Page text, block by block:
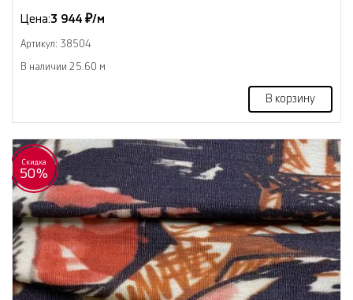
Цена:3 944 ₽/м
Артикул: 38504
В наличии 25.60 м
В корзину
Скидка
50%